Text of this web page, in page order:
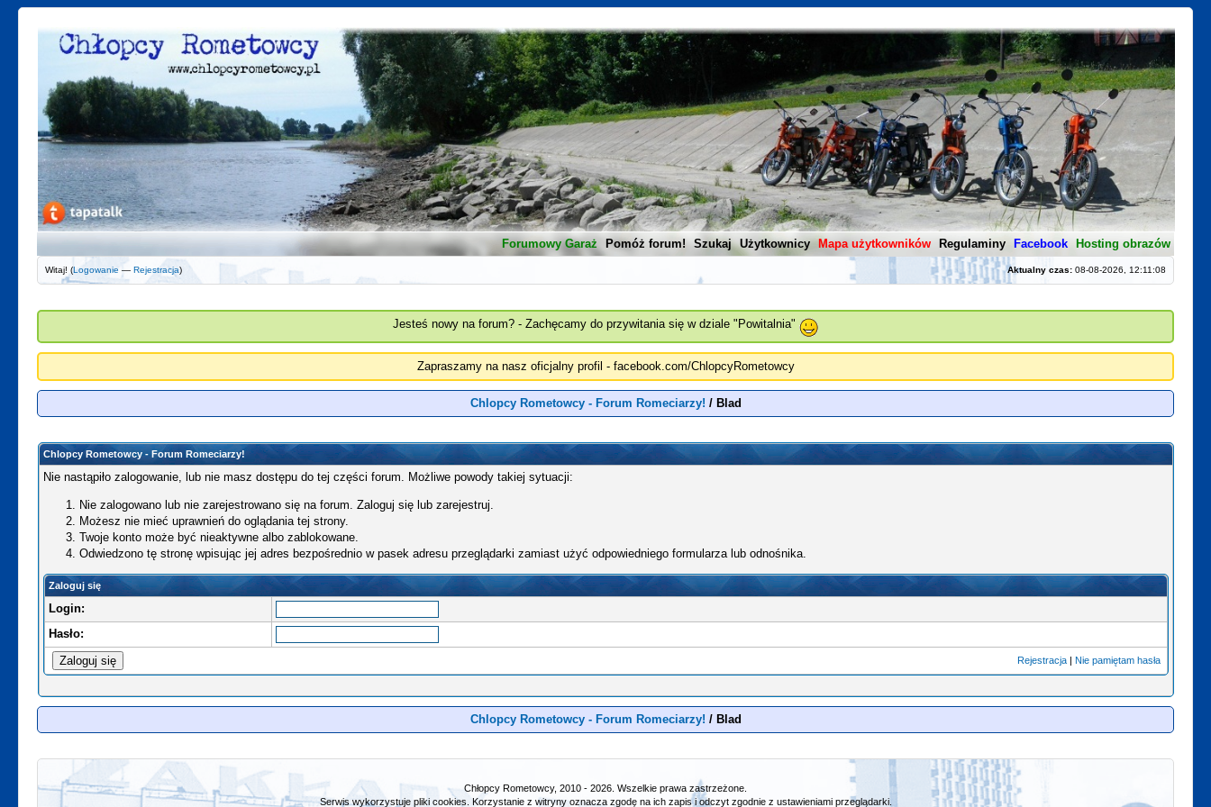
Forumowy Garaż Pomóż forum! Szukaj Użytkownicy Mapa użytkowników Regulaminy Facebook Hosting obrazów
Aktualny czas:08-08-2026, 12:11:08
Witaj! (Logowanie —Rejestracja)
Jesteś nowy na forum? - Zachęcamy do przywitania się w dziale "Powitalnia"
Zapraszamy na nasz oficjalny profil - facebook.com/ChlopcyRometowcy
Chlopcy Rometowcy - Forum Romeciarzy! / Blad
Chlopcy Rometowcy - Forum Romeciarzy!
Nie nastąpiło zalogowanie, lub nie masz dostępu do tej części forum. Możliwe powody takiej sytuacji:
Nie zalogowano lub nie zarejestrowano się na forum. Zaloguj się lub zarejestruj.
Możesz nie mieć uprawnień do oglądania tej strony.
Twoje konto może być nieaktywne albo zablokowane.
Odwiedzono tę stronę wpisując jej adres bezpośrednio w pasek adresu przeglądarki zamiast użyć odpowiedniego formularza lub odnośnika.
Zaloguj się
Login:
Hasło:
Rejestracja| Nie pamiętam hasła
Chlopcy Rometowcy - Forum Romeciarzy! / Blad
Chłopcy Rometowcy, 2010 - 2026. Wszelkie prawa zastrzeżone.
Serwis wykorzystuje pliki cookies. Korzystanie z witryny oznacza zgodę na ich zapis i odczyt zgodnie z ustawieniami przeglądarki.